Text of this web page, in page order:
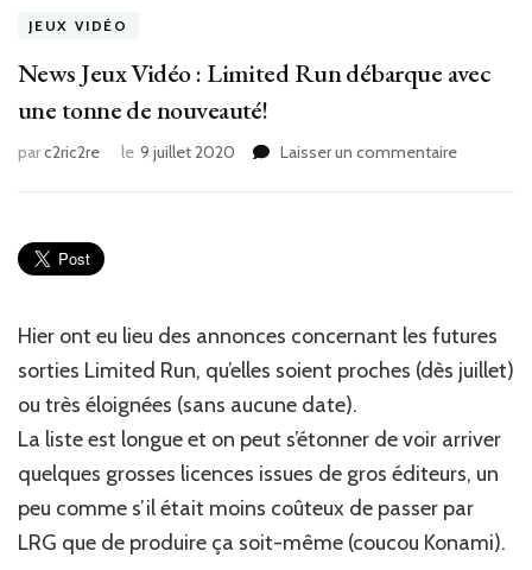
JEUX VIDÉO
News Jeux Vidéo : Limited Run débarque avec
une tonne de nouveauté!
parc2ric2re le 9 juillet 2020 Laisser un commentairesur
avec
une
Hier ont eu lieu des annonces concernant les futures
sorties Limited Run, qu’elles soient proches (dès juillet)
ou très éloignées (sans aucune date).
La liste est longue et on peut s’étonner de voir arriver
quelques grosses licences issues de gros éditeurs, un
peu comme s’il était moins coûteux de passer par
LRG que de produire ça soit-même (coucou Konami).